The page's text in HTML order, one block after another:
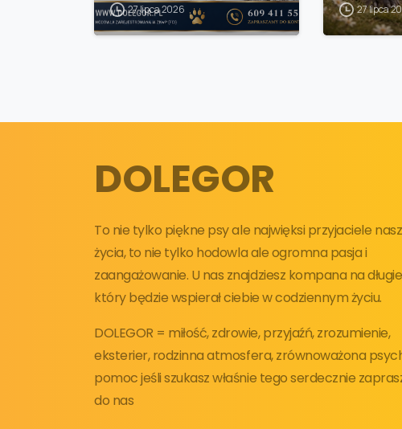
27 lipca 2026 27 lipca
DOLEGOR
To nie tylko piękne psy ale najwięksi przyjaciele
życia, to nie tylko hodowla ale ogromna pasja i
zaangażowanie. U nas znajdziesz kompana na
który będzie wspierał ciebie w codziennym życiu.
DOLEGOR = miłość, zdrowie, przyjaźń, zrozumienie,
eksterier, rodzinna atmosfera, zrównoważona
pomoc jeśli szukasz właśnie tego serdecznie
do nas